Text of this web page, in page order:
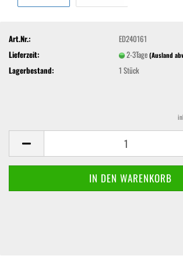
Art.Nr.:
ED240161
Lieferzeit:
2-3Tage(Ausland
Lagerbestand: 1Stück